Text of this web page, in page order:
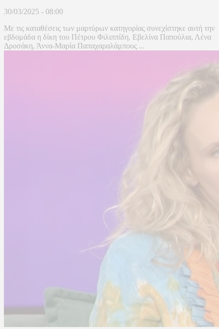
30/03/2025 - 08:00
Με τις καταθέσεις των μαρτύρων κατηγορίας συνεχίστηκε αυτή την
εβδομάδα η δίκη του Πέτρου Φιλιππίδη. Εβελίνα Παπούλια, Λένα
Δροσάκη, Άννα-Μαρία Παπαχαραλάμπους ...